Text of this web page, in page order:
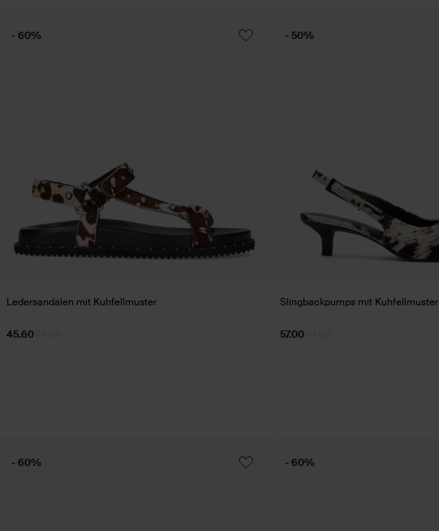
Ledersandalen mit Kuhfellmuster
45.60
- 60%
Slingbackpumps mit Kuhfellmuster
114.00
57.00
- 50%
- 60% - 60%